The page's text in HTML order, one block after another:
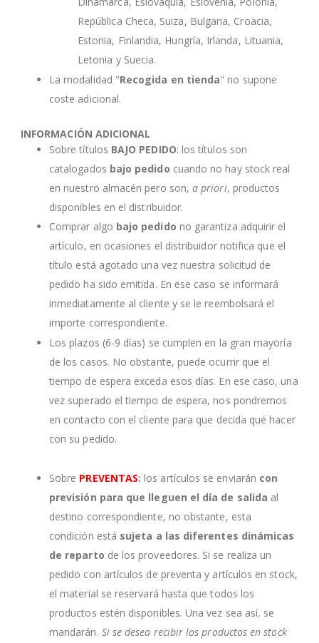
República Checa, Suiza, Bulgaria, Croacia,
Estonia, Finlandia, Hungría, Irlanda, Lituania,
Letonia y Suecia.
La modalidad "Recogida en tienda" no supone
coste adicional.
INFORMACIÓN ADICIONAL
Sobre títulos BAJO PEDIDO: los títulos son
catalogados bajo pedido cuando no hay stock real
en nuestro almacén pero son,a priori, productos
disponibles en el distribuidor.
Comprar algo bajo pedido no garantiza adquirir el
artículo, en ocasiones el distribuidor notifica que el
título está agotado una vez nuestra solicitud de
pedido ha sido emitida. En ese caso se informará
inmediatamente al cliente y se le reembolsará el
importe correspondiente.
Los plazos (6-9 días) se cumplen en la gran mayoría
de los casos. No obstante, puede ocurrir que el
tiempo de espera exceda esos días. En ese caso, una
vez superado el tiempo de espera, nos pondremos
en contacto con el cliente para que decida qué hacer
con su pedido.
Sobre PREVENTAS:los artículos se enviarán con
previsión para que lleguen el día de salida al
destino correspondiente, no obstante, esta
condición está sujeta a las diferentes dinámicas
de reparto de los proveedores. Si se realiza un
pedido con artículos de preventa y artículos en stock,
el material se reservará hasta que todos los
productos estén disponibles. Una vez sea así, se
mandarán. Si se desea recibir los productos en stock